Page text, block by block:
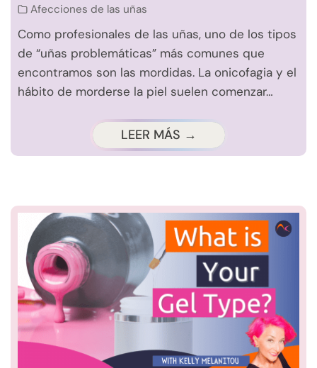
Afecciones de las uñas
Como profesionales de las uñas, uno de los tipos
de “uñas problemáticas” más comunes que
encontramos son las mordidas. La onicofagia y el
hábito de morderse la piel suelen comenzar…
LEER MÁS →